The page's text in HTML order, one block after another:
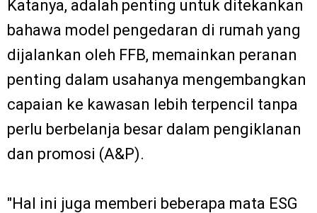
Katanya, adalah penting untuk ditekankan
bahawa model pengedaran di rumah yang
dijalankan oleh FFB, memainkan peranan
penting dalam usahanya mengembangkan
capaian ke kawasan lebih terpencil tanpa
perlu berbelanja besar dalam pengiklanan
dan promosi (A&P).
"Hal ini juga memberi beberapa mata ESG